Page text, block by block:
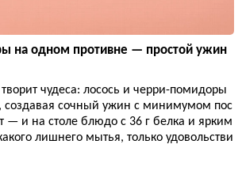
на одном противне — простой ужин
чудеса: лосось и черри-помидоры
создавая сочный ужин с минимумом пос
— и на столе блюдо с 36 г белка и ярким
лишнего мытья, только удовольстви